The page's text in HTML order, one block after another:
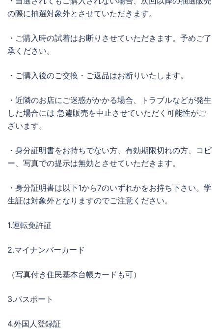
の際に抽選対象外とさせていただきます。
・ご購入時の試着はお断りさせていただきます。予めご了
承ください。
・ご購入後のご交換・ご返品はお断りいたします。
・近隣のお店にご迷惑がかかる場合、トラブルなどが発生
した場合には 急遽販売を中止させていただく可能性がご
ざいます。
・身分証明書をお持ちでない方、有効期限切れの方、コピ
ー、写真での提示は無効とさせていただきます。
・身分証明書は以下1から7のいずれかをお持ち下さい。学
生証は対象外となりますのでご注意ください。
1.運転免許証
2.マイナンバーカード
（写真付き住民基本台帳カードも可）
3.パスポート
4.外国人登録証